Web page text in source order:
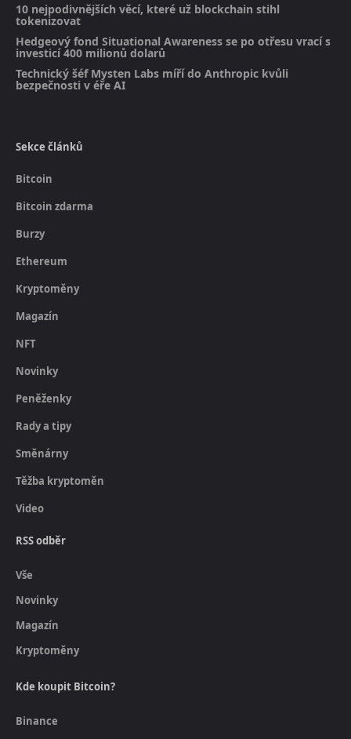
10 nejpodivnějších věcí, které už blockchain stihl
tokenizovat
Hedgeový fond Situational Awareness se po otřesu vrací s
investicí 400 milionů dolarů
Technický šéf Mysten Labs míří do Anthropic kvůli
bezpečnosti v éře AI
Sekce článků
Bitcoin
Bitcoin zdarma
Burzy
Ethereum
Kryptoměny
Magazín
NFT
Novinky
Peněženky
Rady a tipy
Směnárny
Těžba kryptoměn
Video
RSS odběr
Vše
Novinky
Magazín
Kryptoměny
Kde koupit Bitcoin?
Binance